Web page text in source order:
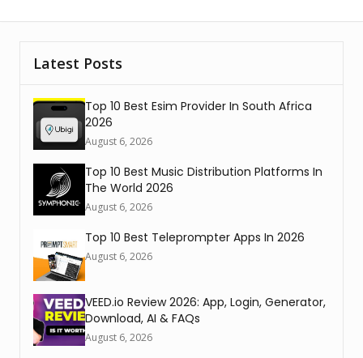
Latest Posts
Top 10 Best Esim Provider In South Africa
2026
August 6, 2026
Top 10 Best Music Distribution Platforms In
The World 2026
August 6, 2026
Top 10 Best Teleprompter Apps In 2026
August 6, 2026
VEED.io Review 2026: App, Login, Generator,
Download, AI & FAQs
August 6, 2026